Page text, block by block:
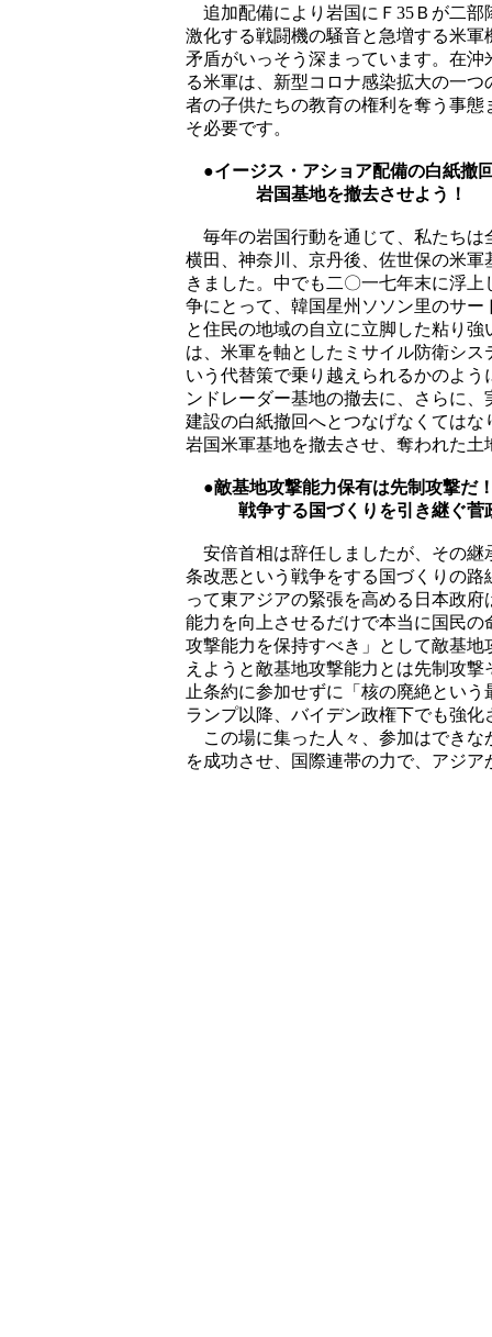
追加配備により岩国にＦ35Ｂが二部
激化する戦闘機の騒音と急増する米
矛盾がいっそう深まっています。在
る米軍は、新型コロナ感染拡大の一
者の子供たちの教育の権利を奪う事
そ必要です。
●イージス・アショア配備の白紙撤
岩国基地を撤去させよう！
毎年の岩国行動を通じて、私たちは
横田、神奈川、京丹後、佐世保の米
きました。中でも二〇一七年末に浮
争にとって、韓国星州ソソン里のサ
と住民の地域の自立に立脚した粘り
は、米軍を軸としたミサイル防衛シ
いう代替策で乗り越えられるかのよ
ンドレーダー基地の撤去に、さらに
建設の白紙撤回へとつなげなくては
岩国米軍基地を撤去させ、奪われた
●敵基地攻撃能力保有は先制攻撃だ
戦争する国づくりを引き継ぐ菅
安倍首相は辞任しましたが、その継
条改悪という戦争をする国づくりの
って東アジアの緊張を高める日本政
能力を向上させるだけで本当に国民
攻撃能力を保持すべき」として敵基
えようと敵基地攻撃能力とは先制攻
止条約に参加せずに「核の廃絶とい
ランプ以降、バイデン政権下でも強
この場に集った人々、参加はできな
を成功させ、国際連帯の力で、アジ